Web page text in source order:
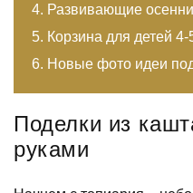
Развивающие
Корзина для детей 4-
Новые фото идеи
Поделки из
руками